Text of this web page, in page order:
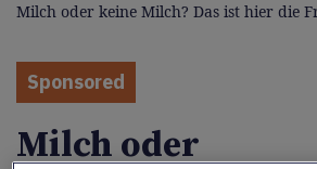
Milch oder keine Milch? Das ist hier die
Sponsored
Milch oder